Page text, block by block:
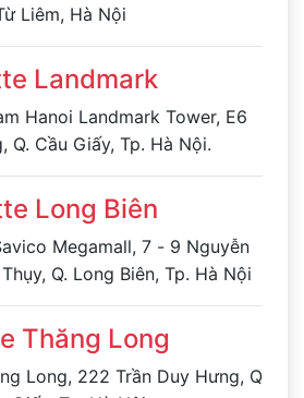
Liêm, Hà Nội
Landmark
Hanoi Landmark Tower, E6
Q. Cầu Giấy, Tp. Hà Nội.
Long Biên
Megamall, 7 - 9 Nguyễn
Q. Long Biên, Tp. Hà Nội
Thăng Long
Long, 222 Trần Duy Hưng, Q